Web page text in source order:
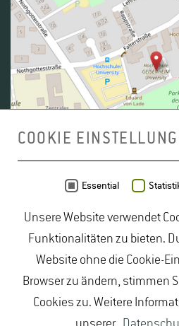
OpenStreetMap -
duales Studium Gartenbau|
Lebensmittelrecht Studium|
Studium| Naturschutz
Studium| Studiengang
Lebensmittel |Studiengänge
COOKIE
Essential
Unsere Website verwendet
Funktionalitäten zu bieten.
Website ohne die Cookie-
Browser zu ändern, stimmen
Cookies zu. Weitere